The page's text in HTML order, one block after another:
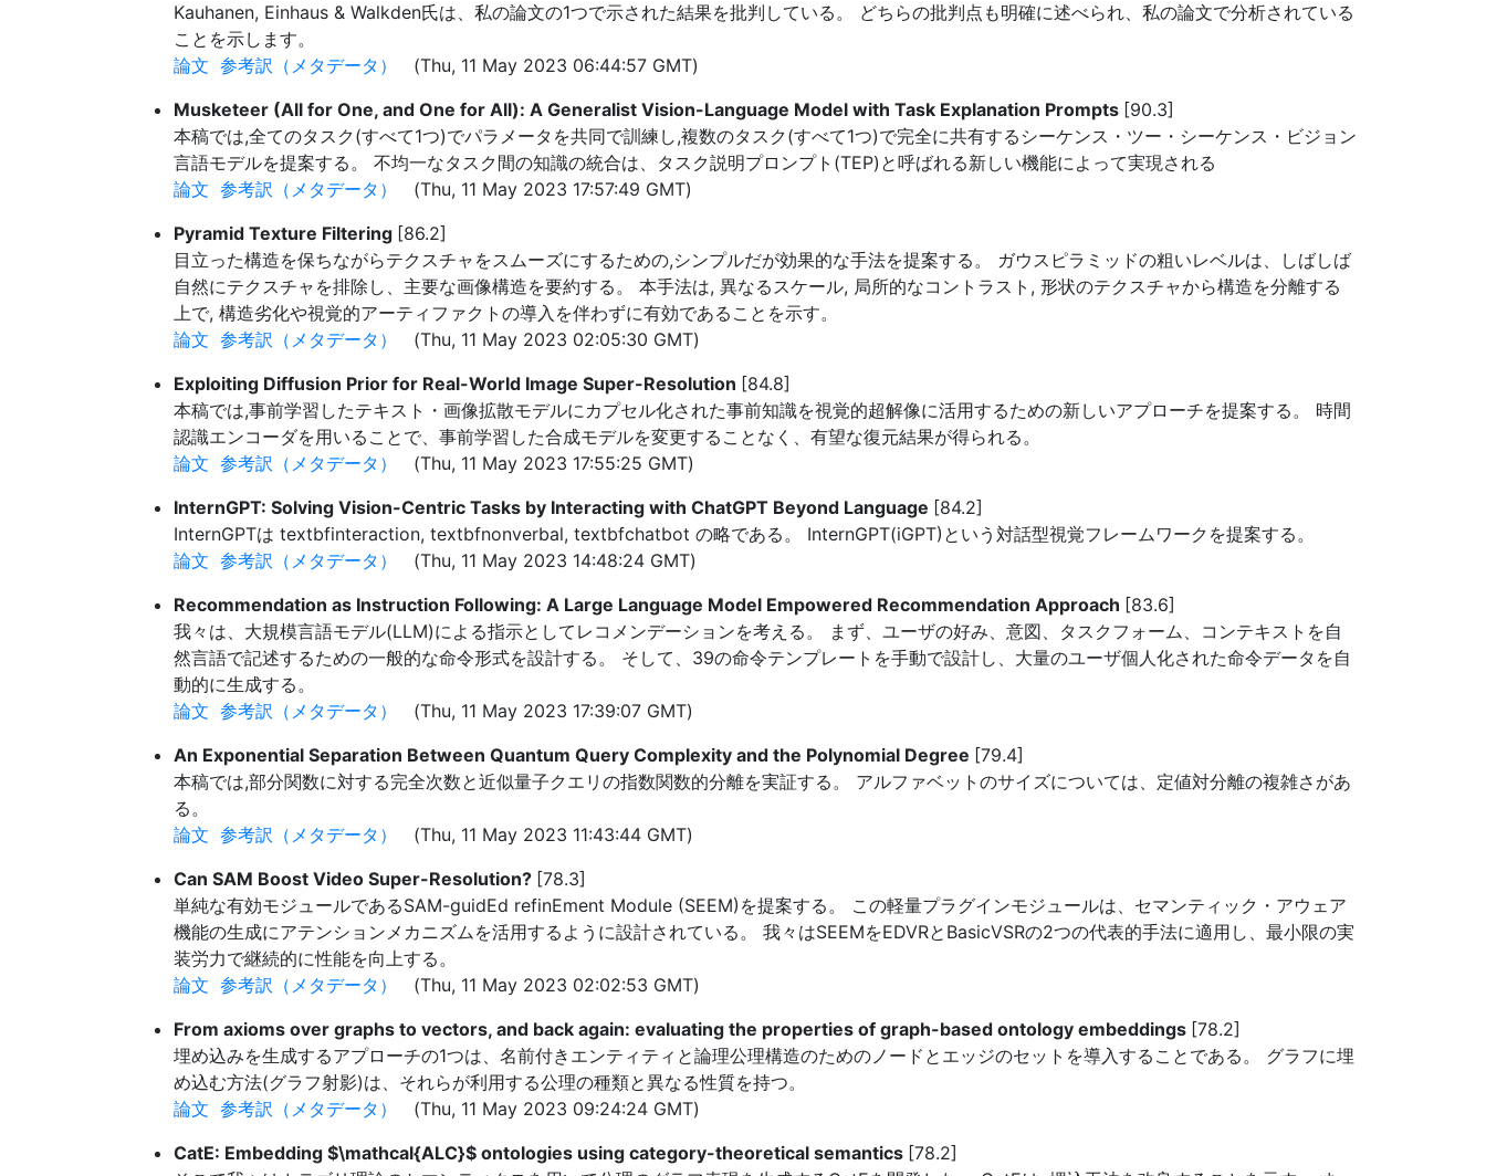
Kauhanen, Einhaus & Walkden氏は、私の論文の1つで示された結果を批判している。 どちらの批判点も明確に述べられ、私の論文で分析されている
ことを示します。
論文 参考訳（メタデータ）
(Thu, 11 May 2023 06:44:57 GMT)
Musketeer (All for One, and One for All): A Generalist Vision-Language Model with Task Explanation Prompts [90.3]
本稿では,全てのタスク(すべて1つ)でパラメータを共同で訓練し,複数のタスク(すべて1つ)で完全に共有するシーケンス・ツー・シーケンス・ビジョン
言語モデルを提案する。 不均一なタスク間の知識の統合は、タスク説明プロンプト(TEP)と呼ばれる新しい機能によって実現される
論文 参考訳（メタデータ）
(Thu, 11 May 2023 17:57:49 GMT)
Pyramid Texture Filtering [86.2]
目立った構造を保ちながらテクスチャをスムーズにするための,シンプルだが効果的な手法を提案する。 ガウスピラミッドの粗いレベルは、しばしば
自然にテクスチャを排除し、主要な画像構造を要約する。 本手法は, 異なるスケール, 局所的なコントラスト, 形状のテクスチャから構造を分離する
上で, 構造劣化や視覚的アーティファクトの導入を伴わずに有効であることを示す。
論文 参考訳（メタデータ）
(Thu, 11 May 2023 02:05:30 GMT)
Exploiting Diffusion Prior for Real-World Image Super-Resolution [84.8]
本稿では,事前学習したテキスト・画像拡散モデルにカプセル化された事前知識を視覚的超解像に活用するための新しいアプローチを提案する。 時間
認識エンコーダを用いることで、事前学習した合成モデルを変更することなく、有望な復元結果が得られる。
論文 参考訳（メタデータ）
(Thu, 11 May 2023 17:55:25 GMT)
InternGPT: Solving Vision-Centric Tasks by Interacting with ChatGPT Beyond Language [84.2]
InternGPTは textbfinteraction, textbfnonverbal, textbfchatbot の略である。 InternGPT(iGPT)という対話型視覚フレームワークを提案する。
論文 参考訳（メタデータ）
(Thu, 11 May 2023 14:48:24 GMT)
Recommendation as Instruction Following: A Large Language Model Empowered Recommendation Approach [83.6]
我々は、大規模言語モデル(LLM)による指示としてレコメンデーションを考える。 まず、ユーザの好み、意図、タスクフォーム、コンテキストを自
然言語で記述するための一般的な命令形式を設計する。 そして、39の命令テンプレートを手動で設計し、大量のユーザ個人化された命令データを自
動的に生成する。
論文 参考訳（メタデータ）
(Thu, 11 May 2023 17:39:07 GMT)
An Exponential Separation Between Quantum Query Complexity and the Polynomial Degree [79.4]
本稿では,部分関数に対する完全次数と近似量子クエリの指数関数的分離を実証する。 アルファベットのサイズについては、定値対分離の複雑さがあ
る。
論文 参考訳（メタデータ）
(Thu, 11 May 2023 11:43:44 GMT)
Can SAM Boost Video Super-Resolution? [78.3]
単純な有効モジュールであるSAM-guidEd refinEment Module (SEEM)を提案する。 この軽量プラグインモジュールは、セマンティック・アウェア
機能の生成にアテンションメカニズムを活用するように設計されている。 我々はSEEMをEDVRとBasicVSRの2つの代表的手法に適用し、最小限の実
装労力で継続的に性能を向上する。
論文 参考訳（メタデータ）
(Thu, 11 May 2023 02:02:53 GMT)
From axioms over graphs to vectors, and back again: evaluating the properties of graph-based ontology embeddings [78.2]
埋め込みを生成するアプローチの1つは、名前付きエンティティと論理公理構造のためのノードとエッジのセットを導入することである。 グラフに埋
め込む方法(グラフ射影)は、それらが利用する公理の種類と異なる性質を持つ。
論文 参考訳（メタデータ）
(Thu, 11 May 2023 09:24:24 GMT)
CatE: Embedding $\mathcal{ALC}$ ontologies using category-theoretical semantics [78.2]